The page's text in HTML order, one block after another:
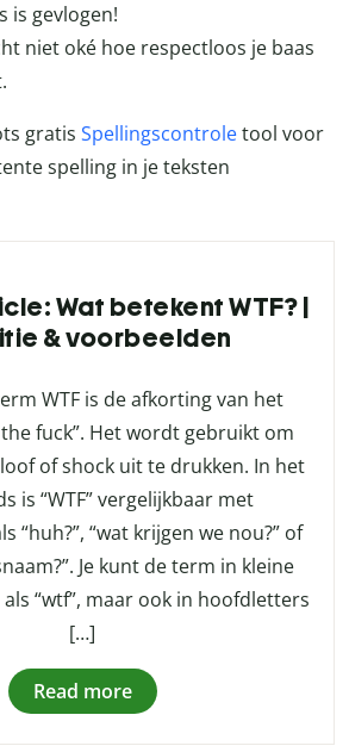
is gevlogen!
niet oké hoe respectloos je baas
gratis Spellingscontroletool voor
spelling in je teksten
Wat betekent WTF? |
& voorbeelden
WTF is de afkorting van het
the fuck”. Het wordt gebruikt om
of shock uit te drukken. In het
is “WTF” vergelijkbaar met
“huh?”, “wat krijgen we nou?” of
Je kunt de term in kleine
“wtf”, maar ook in hoofdletters
[…]
Read more